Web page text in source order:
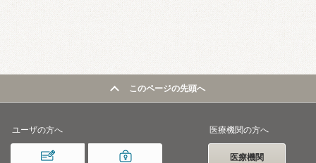
このページの先頭へ
ユーザの方へ 医療機関の方へ
医療機関